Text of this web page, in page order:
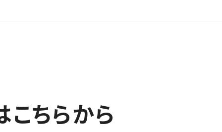
こちらから